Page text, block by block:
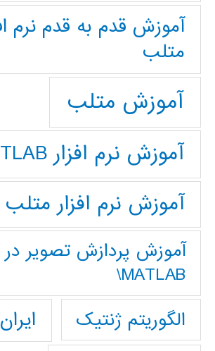
آموزش قدم به قدم نرم
متلب
آموزش متلب
آموزش نرم افزار MATLAB
آموزش نرم افزار متلب
آموزش پردازش تصوير در
MATLAB\
الگوریتم ژنتیک